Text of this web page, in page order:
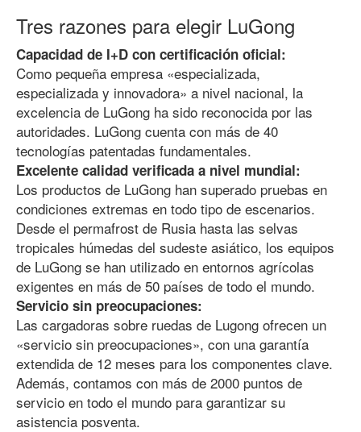
Tres razones para elegir LuGong
Capacidad de I+D con certificación oficial:
Como pequeña empresa «especializada,
especializada y innovadora» a nivel nacional, la
excelencia de LuGong ha sido reconocida por las
autoridades. LuGong cuenta con más de 40
tecnologías patentadas fundamentales.
Excelente calidad verificada a nivel mundial:
Los productos de LuGong han superado pruebas en
condiciones extremas en todo tipo de escenarios.
Desde el permafrost de Rusia hasta las selvas
tropicales húmedas del sudeste asiático, los equipos
de LuGong se han utilizado en entornos agrícolas
exigentes en más de 50 países de todo el mundo.
Servicio sin preocupaciones:
Las cargadoras sobre ruedas de Lugong ofrecen un
«servicio sin preocupaciones», con una garantía
extendida de 12 meses para los componentes clave.
Además, contamos con más de 2000 puntos de
servicio en todo el mundo para garantizar su
asistencia posventa.